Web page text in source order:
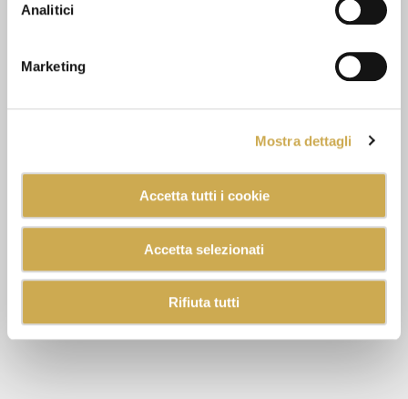
Analitici
Marketing
Mostra dettagli
Accetta tutti i cookie
Accetta selezionati
Rifiuta tutti